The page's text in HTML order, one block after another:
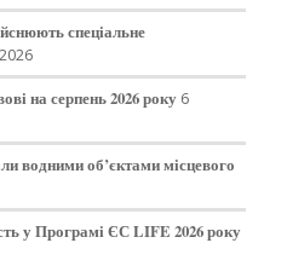
спеціальне
на серпень 2026 року 6
водними об’єктами місцевого
у Програмі ЄС LIFE 2026 року